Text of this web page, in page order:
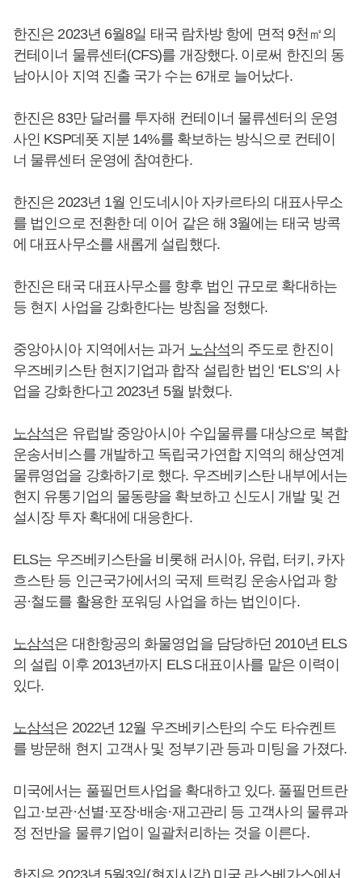
한진은 2023년 6월8일 태국 람차방 항에 면적 9천㎡의
컨테이너 물류센터(CFS)를 개장했다. 이로써 한진의 동
남아시아 지역 진출 국가 수는 6개로 늘어났다.
한진은 83만 달러를 투자해 컨테이너 물류센터의 운영
사인 KSP데폿 지분 14%를 확보하는 방식으로 컨테이
너 물류센터 운영에 참여한다.
한진은 2023년 1월 인도네시아 자카르타의 대표사무소
를 법인으로 전환한 데 이어 같은 해 3월에는 태국 방콕
에 대표사무소를 새롭게 설립했다.
한진은 태국 대표사무소를 향후 법인 규모로 확대하는
등 현지 사업을 강화한다는 방침을 정했다.
중앙아시아 지역에서는 과거 노삼석의 주도로 한진이
우즈베키스탄 현지기업과 합작 설립한 법인 ‘ELS’의 사
업을 강화한다고 2023년 5월 밝혔다.
노삼석은 유럽발 중앙아시아 수입물류를 대상으로 복합
운송서비스를 개발하고 독립국가연합 지역의 해상연계
물류영업을 강화하기로 했다. 우즈베키스탄 내부에서는
현지 유통기업의 물동량을 확보하고 신도시 개발 및 건
설시장 투자 확대에 대응한다.
ELS는 우즈베키스탄을 비롯해 러시아, 유럽, 터키, 카자
흐스탄 등 인근국가에서의 국제 트럭킹 운송사업과 항
공·철도를 활용한 포워딩 사업을 하는 법인이다.
노삼석은 대한항공의 화물영업을 담당하던 2010년 ELS
의 설립 이후 2013년까지 ELS 대표이사를 맡은 이력이
있다.
노삼석은 2022년 12월 우즈베키스탄의 수도 타슈켄트
를 방문해 현지 고객사 및 정부기관 등과 미팅을 가졌다.
미국에서는 풀필먼트사업을 확대하고 있다. 풀필먼트란
입고·보관·선별·포장·배송·재고관리 등 고객사의 물류과
정 전반을 물류기업이 일괄처리하는 것을 이른다.
한진은 2023년 5월3일(현지시각) 미국 라스베가스에서